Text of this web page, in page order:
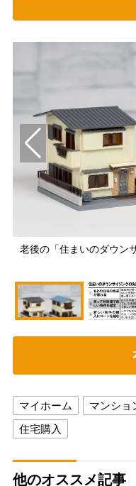
老後の「住まいのダウン
マイホーム マンショ
住宅購入
他のオススメ記事